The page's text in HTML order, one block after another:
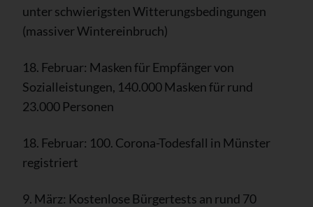
unter schwierigsten Witterungsbedingungen
(massiver Wintereinbruch)
18. Februar: Masken für Empfänger von
Sozialleistungen, 140.000 Masken für rund
23.000 Personen
18. Februar: 100. Corona-Todesfall in Münster
registriert
9. März: Kostenlose Bürgertests an rund 70